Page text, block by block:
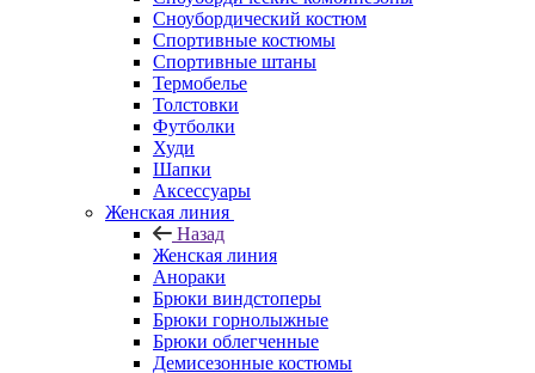
Сноубордический костюм
Спортивные костюмы
Спортивные штаны
Термобелье
Толстовки
Футболки
Худи
Шапки
Аксессуары
Женская линия
Назад
Женская линия
Анораки
Брюки виндстоперы
Брюки горнолыжные
Брюки облегченные
Демисезонные костюмы